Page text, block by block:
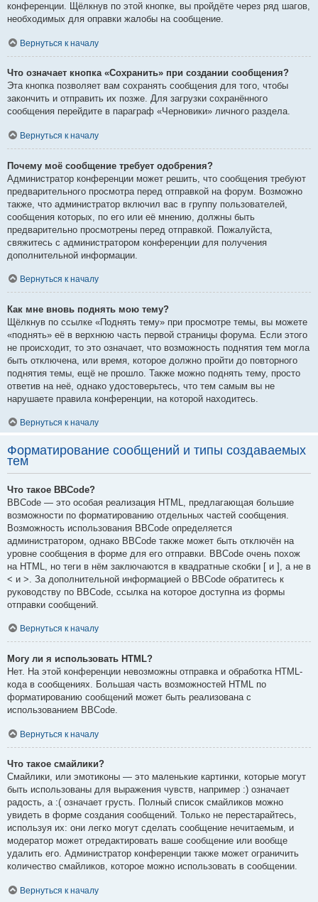
конференции. Щёлкнув по этой кнопке, вы пройдёте через ряд шагов,
необходимых для оправки жалобы на сообщение.
Вернуться к началу
Что означает кнопка «Сохранить» при создании сообщения?
Эта кнопка позволяет вам сохранять сообщения для того, чтобы
закончить и отправить их позже. Для загрузки сохранённого
сообщения перейдите в параграф «Черновики» личного раздела.
Вернуться к началу
Почему моё сообщение требует одобрения?
Администратор конференции может решить, что сообщения требуют
предварительного просмотра перед отправкой на форум. Возможно
также, что администратор включил вас в группу пользователей,
сообщения которых, по его или её мнению, должны быть
предварительно просмотрены перед отправкой. Пожалуйста,
свяжитесь с администратором конференции для получения
дополнительной информации.
Вернуться к началу
Как мне вновь поднять мою тему?
Щёлкнув по ссылке «Поднять тему» при просмотре темы, вы можете
«поднять» её в верхнюю часть первой страницы форума. Если этого
не происходит, то это означает, что возможность поднятия тем могла
быть отключена, или время, которое должно пройти до повторного
поднятия темы, ещё не прошло. Также можно поднять тему, просто
ответив на неё, однако удостоверьтесь, что тем самым вы не
нарушаете правила конференции, на которой находитесь.
Вернуться к началу
Форматирование сообщений и типы создаваемых
тем
Что такое BBCode?
BBCode — это особая реализация HTML, предлагающая большие
возможности по форматированию отдельных частей сообщения.
Возможность использования BBCode определяется
администратором, однако BBCode также может быть отключён на
уровне сообщения в форме для его отправки. BBCode очень похож
на HTML, но теги в нём заключаются в квадратные скобки [ и ], а не в
< и >. За дополнительной информацией о BBCode обратитесь к
руководству по BBCode, ссылка на которое доступна из формы
отправки сообщений.
Вернуться к началу
Могу ли я использовать HTML?
Нет. На этой конференции невозможны отправка и обработка HTML-
кода в сообщениях. Большая часть возможностей HTML по
форматированию сообщений может быть реализована с
использованием BBCode.
Вернуться к началу
Что такое смайлики?
Смайлики, или эмотиконы — это маленькие картинки, которые могут
быть использованы для выражения чувств, например :) означает
радость, а :( означает грусть. Полный список смайликов можно
увидеть в форме создания сообщений. Только не перестарайтесь,
используя их: они легко могут сделать сообщение нечитаемым, и
модератор может отредактировать ваше сообщение или вообще
удалить его. Администратор конференции также может ограничить
количество смайликов, которое можно использовать в сообщении.
Вернуться к началу